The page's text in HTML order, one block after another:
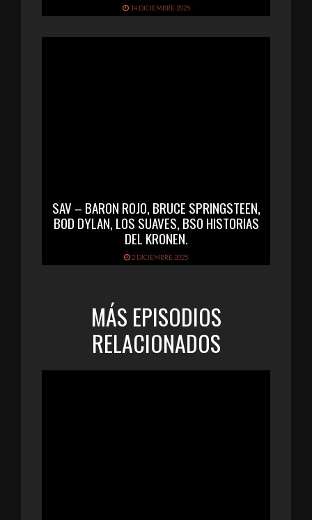
14 DICIEMBRE 2025
SAV – BARON ROJO, BRUCE SPRINGSTEEN,
BOD DYLAN, LOS SUAVES, BSO HISTORIAS
DEL KRONEN.
2 DICIEMBRE 2025
MÁS EPISODIOS
RELACIONADOS